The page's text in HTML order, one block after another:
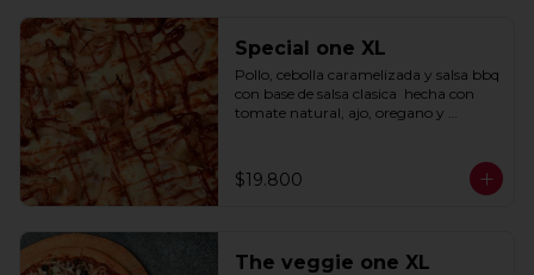
Special one XL
Pollo, cebolla caramelizada y salsa bbq
con base de salsa clasica  hecha con
tomate natural, ajo, oregano y
$19.800
The veggie one XL